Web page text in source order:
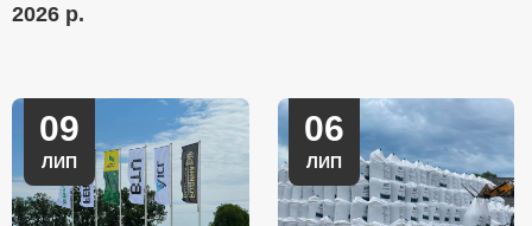
2026 р.
09
ЛИП
06
ЛИП